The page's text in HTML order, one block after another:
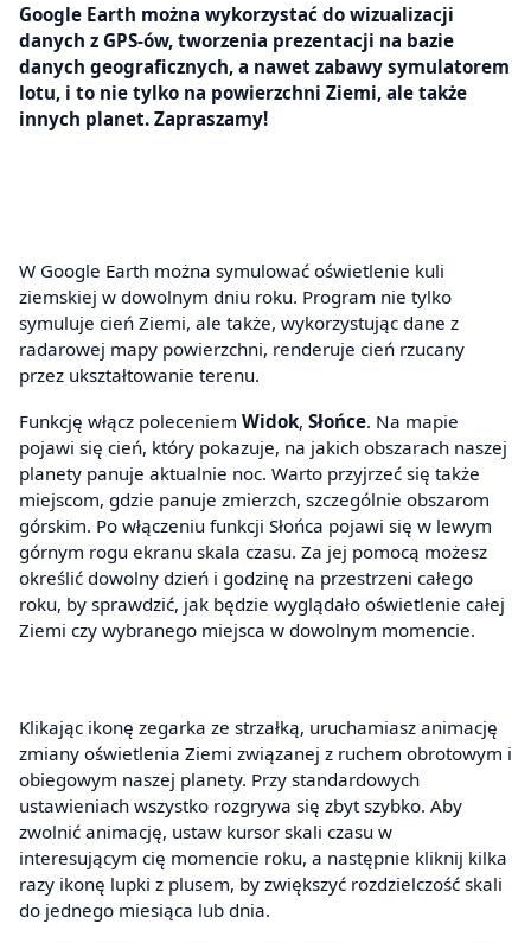
Google Earth można wykorzystać do wizualizacji
danych z GPS-ów, tworzenia prezentacji na bazie
danych geograficznych, a nawet zabawy symulatorem
lotu, i to nie tylko na powierzchni Ziemi, ale także
innych planet. Zapraszamy!
W Google Earth można symulować oświetlenie kuli
ziemskiej w dowolnym dniu roku. Program nie tylko
symuluje cień Ziemi, ale także, wykorzystując dane z
radarowej mapy powierzchni, renderuje cień rzucany
przez ukształtowanie terenu.
Funkcję włącz poleceniem Widok, Słońce. Na mapie
pojawi się cień, który pokazuje, na jakich obszarach naszej
planety panuje aktualnie noc. Warto przyjrzeć się także
miejscom, gdzie panuje zmierzch, szczególnie obszarom
górskim. Po włączeniu funkcji Słońca pojawi się w lewym
górnym rogu ekranu skala czasu. Za jej pomocą możesz
określić dowolny dzień i godzinę na przestrzeni całego
roku, by sprawdzić, jak będzie wyglądało oświetlenie całej
Ziemi czy wybranego miejsca w dowolnym momencie.
Klikając ikonę zegarka ze strzałką, uruchamiasz animację
zmiany oświetlenia Ziemi związanej z ruchem obrotowym i
obiegowym naszej planety. Przy standardowych
ustawieniach wszystko rozgrywa się zbyt szybko. Aby
zwolnić animację, ustaw kursor skali czasu w
interesującym cię momencie roku, a następnie kliknij kilka
razy ikonę lupki z plusem, by zwiększyć rozdzielczość skali
do jednego miesiąca lub dnia.